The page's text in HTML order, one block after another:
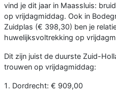
vind je dit jaar in Maassluis:
op vrijdagmiddag. Ook in
Zuidplas (€ 398,30) ben je
huwelijksvoltrekking op
Dit zijn juist de duurste Zuid-
trouwen op vrijdagmiddag:
Dordrecht: € 909,00